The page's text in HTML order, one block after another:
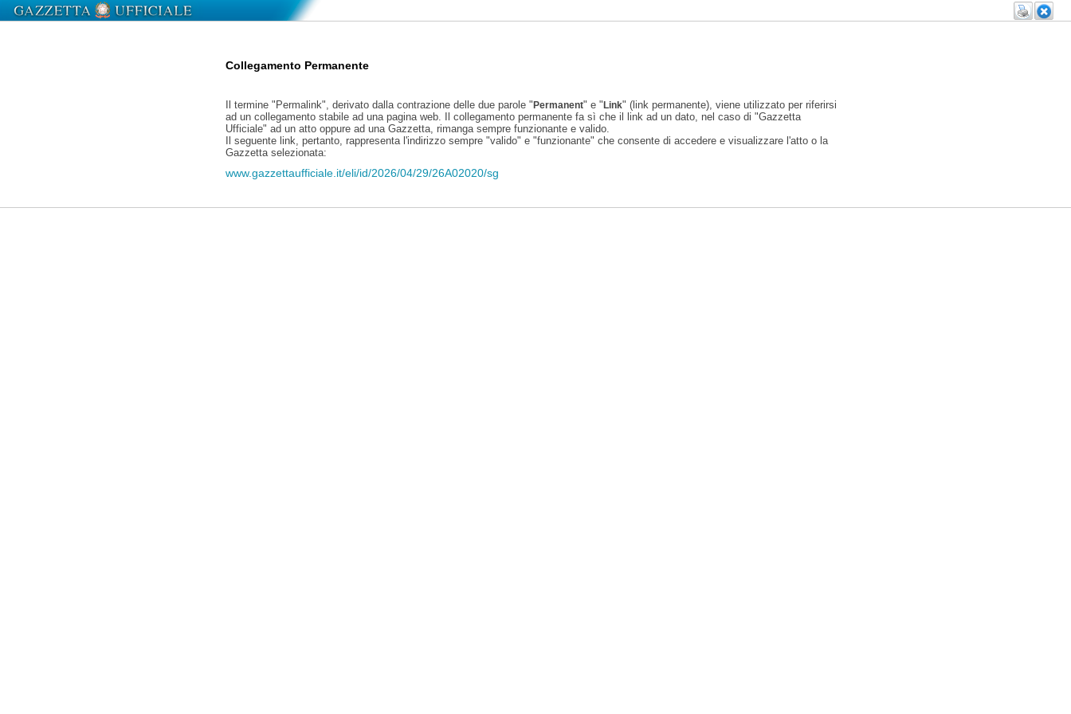
Collegamento Permanente
Il termine "Permalink", derivato dalla contrazione delle due parole "Permanent" e "Link" (link permanente), viene utilizzato per riferirsi
ad un collegamento stabile ad una pagina web. Il collegamento permanente fa sì che il link ad un dato, nel caso di "Gazzetta
Ufficiale" ad un atto oppure ad una Gazzetta, rimanga sempre funzionante e valido.
Il seguente link, pertanto, rappresenta l'indirizzo sempre "valido" e "funzionante" che consente di accedere e visualizzare l'atto o la
Gazzetta selezionata:
www.gazzettaufficiale.it/eli/id/2026/04/29/26A02020/sg